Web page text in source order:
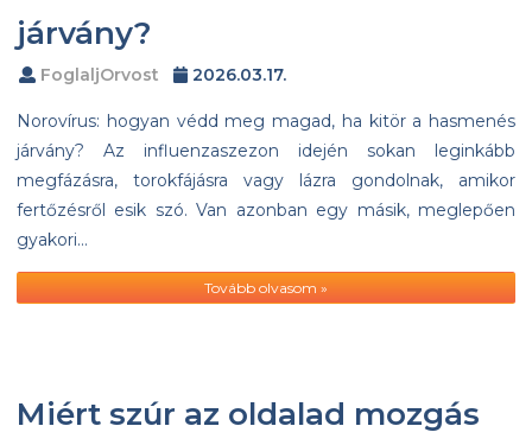
járvány?
FoglaljOrvost 2026.03.17.
Norovírus: hogyan védd meg magad, ha kitör a hasmenés
járvány? Az influenzaszezon idején sokan leginkább
megfázásra, torokfájásra vagy lázra gondolnak, amikor
fertőzésről esik szó. Van azonban egy másik, meglepően
gyakori…
Tovább olvasom »
Miért szúr az oldalad mozgás